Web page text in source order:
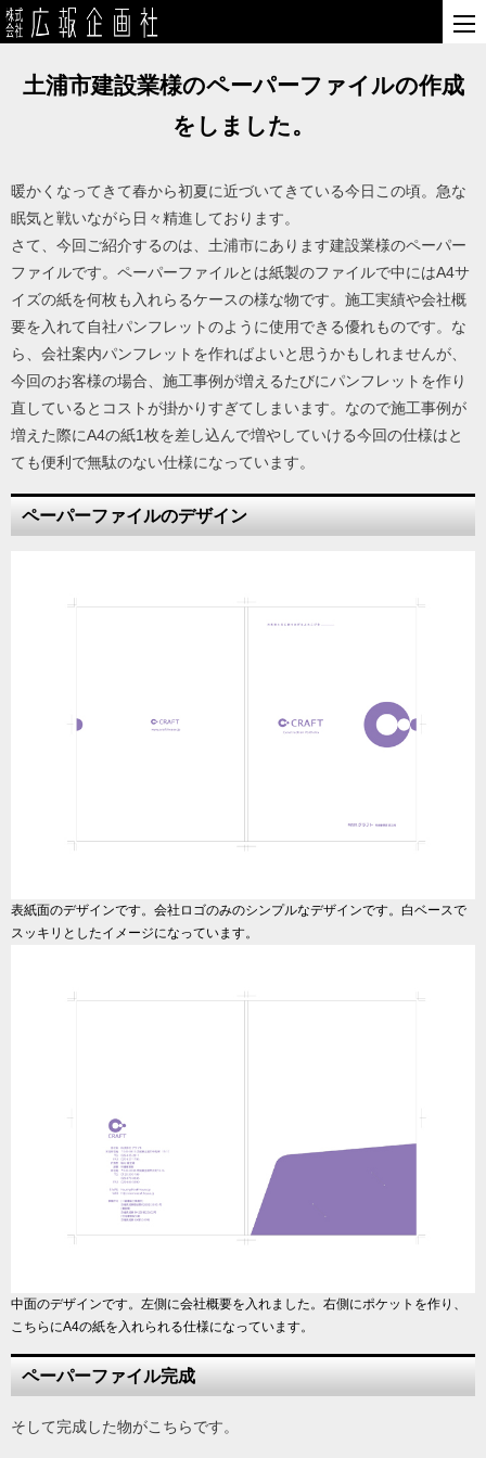
土浦市建設業様のペーパーファイルの作成
をしました。
暖かくなってきて春から初夏に近づいてきている今日この頃。急な
眠気と戦いながら日々精進しております。
さて、今回ご紹介するのは、土浦市にあります建設業様のペーパー
ファイルです。ペーパーファイルとは紙製のファイルで中にはA4サ
イズの紙を何枚も入れらるケースの様な物です。施工実績や会社概
要を入れて自社パンフレットのように使用できる優れものです。な
ら、会社案内パンフレットを作ればよいと思うかもしれませんが、
今回のお客様の場合、施工事例が増えるたびにパンフレットを作り
直しているとコストが掛かりすぎてしまいます。なので施工事例が
増えた際にA4の紙1枚を差し込んで増やしていける今回の仕様はと
ても便利で無駄のない仕様になっています。
ペーパーファイルのデザイン
表紙面のデザインです。会社ロゴのみのシンプルなデザインです。白ベースで
スッキリとしたイメージになっています。
中面のデザインです。左側に会社概要を入れました。右側にポケットを作り、
こちらにA4の紙を入れられる仕様になっています。
ペーパーファイル完成
そして完成した物がこちらです。